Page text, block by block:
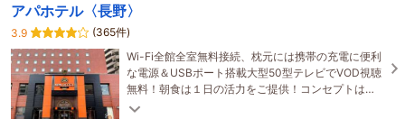
アパホテル〈長野〉
3.9
(365件)
Wi-Fi全館全室無料接続、枕元には携帯の充電に便利
な電源＆USBポート搭載大型50型テレビでVOD視聴
無料！朝食は１日の活力をご提供！コンセプトは
「ご当地食材・メニュー×手作り×有機野菜」